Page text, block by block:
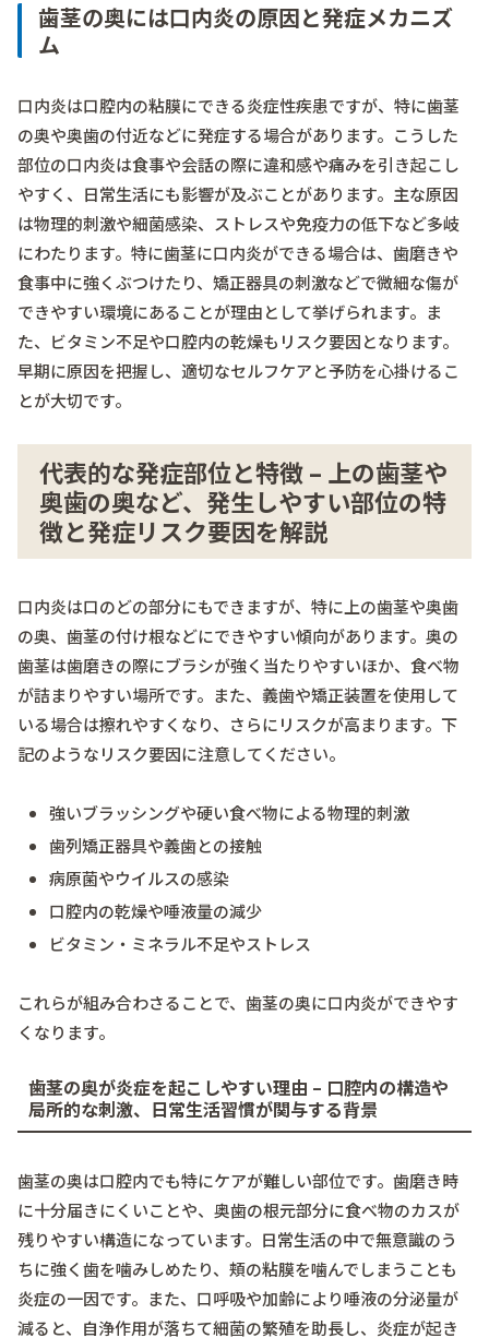
歯茎の奥には口内炎の原因と発症メカニズ
ム
口内炎は口腔内の粘膜にできる炎症性疾患ですが、特に歯茎
の奥や奥歯の付近などに発症する場合があります。こうした
部位の口内炎は食事や会話の際に違和感や痛みを引き起こし
やすく、日常生活にも影響が及ぶことがあります。主な原因
は物理的刺激や細菌感染、ストレスや免疫力の低下など多岐
にわたります。特に歯茎に口内炎ができる場合は、歯磨きや
食事中に強くぶつけたり、矯正器具の刺激などで微細な傷が
できやすい環境にあることが理由として挙げられます。ま
た、ビタミン不足や口腔内の乾燥もリスク要因となります。
早期に原因を把握し、適切なセルフケアと予防を心掛けるこ
とが大切です。
代表的な発症部位と特徴 – 上の歯茎や
奥歯の奥など、発生しやすい部位の特
徴と発症リスク要因を解説
口内炎は口のどの部分にもできますが、特に上の歯茎や奥歯
の奥、歯茎の付け根などにできやすい傾向があります。奥の
歯茎は歯磨きの際にブラシが強く当たりやすいほか、食べ物
が詰まりやすい場所です。また、義歯や矯正装置を使用して
いる場合は擦れやすくなり、さらにリスクが高まります。下
記のようなリスク要因に注意してください。
強いブラッシングや硬い食べ物による物理的刺激
歯列矯正器具や義歯との接触
病原菌やウイルスの感染
口腔内の乾燥や唾液量の減少
ビタミン・ミネラル不足やストレス
これらが組み合わさることで、歯茎の奥に口内炎ができやす
くなります。
歯茎の奥が炎症を起こしやすい理由 – 口腔内の構造や
局所的な刺激、日常生活習慣が関与する背景
歯茎の奥は口腔内でも特にケアが難しい部位です。歯磨き時
に十分届きにくいことや、奥歯の根元部分に食べ物のカスが
残りやすい構造になっています。日常生活の中で無意識のう
ちに強く歯を噛みしめたり、頬の粘膜を噛んでしまうことも
炎症の一因です。また、口呼吸や加齢により唾液の分泌量が
減ると、自浄作用が落ちて細菌の繁殖を助長し、炎症が起き